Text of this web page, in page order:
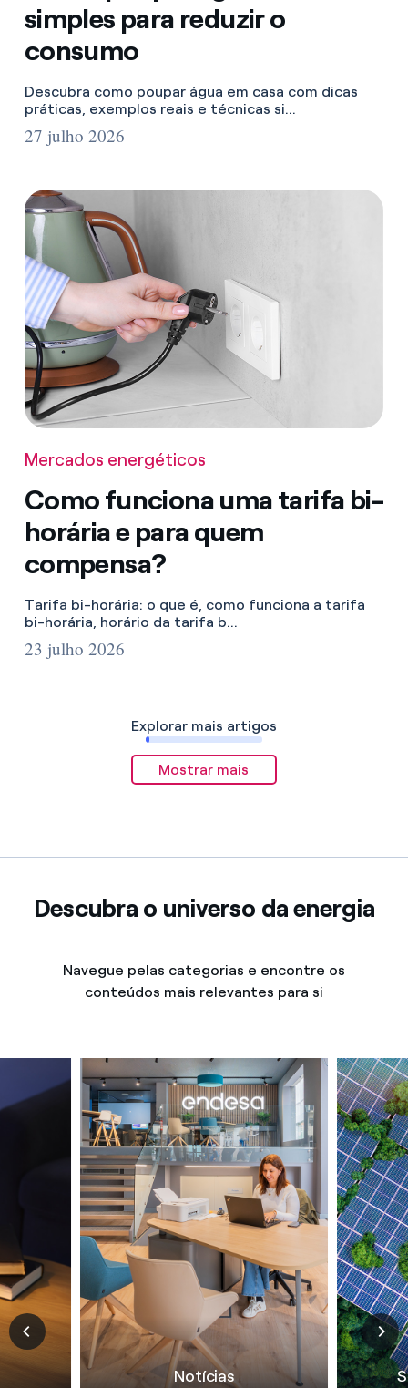
simples para reduzir o
consumo
Descubra como poupar água em casa com dicas
práticas, exemplos reais e técnicas si...
27 julho 2026
Mercados energéticos
Como funciona uma tarifa bi-
horária e para quem
compensa?
Tarifa bi-horária: o que é, como funciona a tarifa
bi-horária, horário da tarifa b...
23 julho 2026
Explorar mais artigos
Mostrar mais
Descubra o universo da energia
Navegue pelas categorias e encontre os
conteúdos mais relevantes para si
Notícias